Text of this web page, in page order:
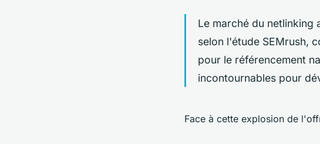
Le marché du netlinking
selon l'étude SEMrush,
pour le référencement
incontournables pour
Face à cette explosion de